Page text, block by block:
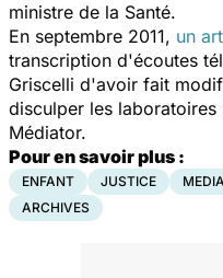
ministre de la Santé.
En septembre 2011, un
transcription d'écoutes
Griscelli d'avoir fait
disculper les
Médiator.
Pour en savoir plus :
ENFANT JUSTICE
ARCHIVES